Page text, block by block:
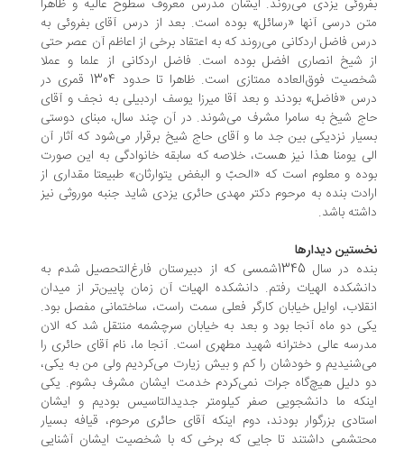
یزدی می‌روند. ایشان مدرس معروف سطوح عالیه و ظاهرا
درسی آنها «رسائل» بوده است. بعد از درس آقای بفروئی به
فاضل اردکانی می‌روند که به اعتقاد برخی از اعاظم آن عصر حتی
شیخ انصاری افضل بوده است. فاضل اردکانی از علما و عملا
شخصیت فوق‌العاده ممتازی است. ظاهرا تا حدود 1304 قمری در
«فاضل» بودند و بعد آقا میرزا یوسف اردبیلی به نجف و آقای
شیخ به سامرا مشرف می‌شوند. در آن چند سال، مبنای دوستی
نزدیکی بین جد ما و آقای حاج شیخ برقرار می‌شود که آثار آن
یومنا هذا نیز هست، خلاصه که سابقه خانوادگی به این صورت
و معلوم است که «الحبّ و البغض یتوارثان» طبیعتا مقداری از
بنده به مرحوم دکتر مهدی حائری یزدی شاید جنبه موروثی نیز
باشد.
دیدارها
بنده در سال 1345شمسی که از دبیرستان فارغ‌التحصیل شدم به
الهیات رفتم. دانشکده الهیات آن زمان پایین‌تر از میدان
اوایل خیابان کارگر فعلی سمت راست، ساختمانی مفصل بود.
دو ماه آنجا بود و بعد به خیابان سرچشمه منتقل شد که الان
عالی دخترانه شهید مطهری است. آنجا ما، نام آقای حائری را
و خودشان را کم و بیش زیارت می‌کردیم ولی من به یکی،
دلیل هیچ‌گاه جرات نمی‌کردم خدمت ایشان مشرف بشوم. یکی
ما دانشجویی صفر کیلومتر جدیدالتاسیس بودیم و ایشان
بزرگوار بودند، دوم اینکه آقای حائری مرحوم، قیافه بسیار
داشتند تا جایی که برخی که با شخصیت ایشان آشنایی